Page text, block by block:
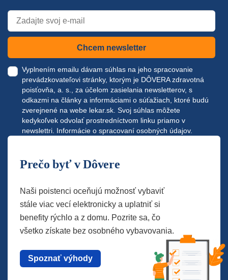
Chcem newsletter
Vyplnením emailu dávam súhlas na jeho spracovanie
prevádzkovateľovi stránky, ktorým je DÔVERA zdravotná
poisťovňa, a. s., za účelom zasielania newsletterov, s
odkazmi na články a informáciami o súťažiach, ktoré budú
zverejnené na webe lekar.sk . Svoj súhlas môžete
kedykoľvek odvolať prostredníctvom linku priamo v
newslettri. Informácie o spracovaní osobných údajov.
Prečo byť v Dôvere
Naši poistenci oceňujú možnosť vybaviť
stále viac vecí elektronicky a uplatniť si
benefity rýchlo a z domu. Pozrite sa, čo
všetko získate bez osobného vybavovania.
Spoznať výhody